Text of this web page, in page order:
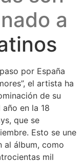
a
por España
el artista ha
de su
en la 18
que se
Esto se une
al álbum, como
mil